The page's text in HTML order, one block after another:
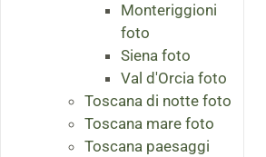
Monteriggioni
foto
Siena foto
Val d'Orcia foto
Toscana di notte foto
Toscana mare foto
Toscana paesaggi